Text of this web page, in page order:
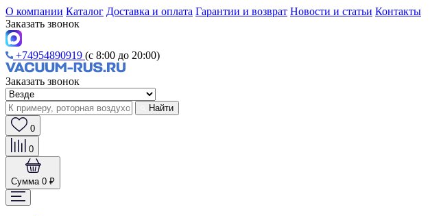
О компании Каталог Доставка и оплата Гарантии и возврат Новости и статьи Контакты
Заказать звонок
+74954890919 (с 8:00 до 20:00)
Заказать звонок
Найти
0
0
Сумма 0 ₽